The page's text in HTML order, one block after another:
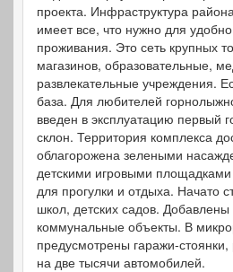
проекта. Инфраструктура
имеет все, что нужно для
проживания. Это сеть крупных
магазинов, образовательные,
развлекательные учреждения.
база. Для любителей
введен в эксплуатацию первый
склон. Территория комплекса
облагорожена зелеными
детскими игровыми
для прогулки и отдыха. Начато
школ, детских садов. Добавлены
коммунальные объекты. В
предусмотрены гаражи-
на две тысячи автомобилей.